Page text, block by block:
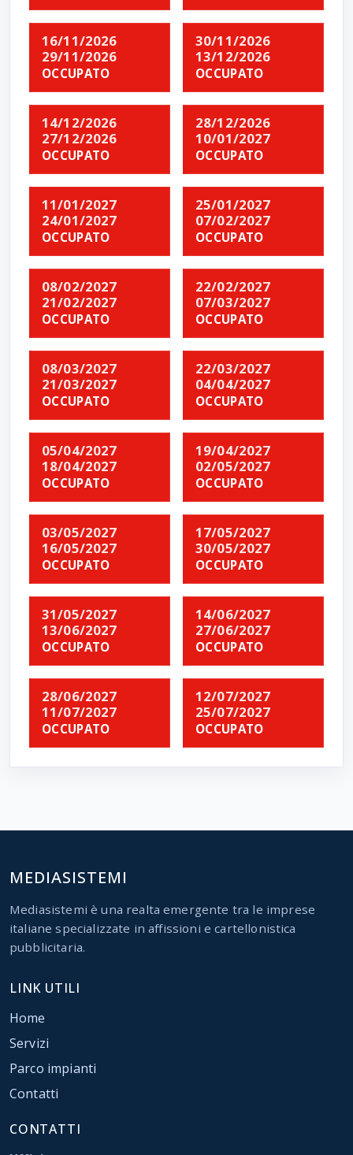
16/11/2026
29/11/2026
OCCUPATO
30/11/2026
13/12/2026
OCCUPATO
14/12/2026
27/12/2026
OCCUPATO
28/12/2026
10/01/2027
OCCUPATO
11/01/2027
24/01/2027
OCCUPATO
25/01/2027
07/02/2027
OCCUPATO
08/02/2027
21/02/2027
OCCUPATO
22/02/2027
07/03/2027
OCCUPATO
08/03/2027
21/03/2027
OCCUPATO
22/03/2027
04/04/2027
OCCUPATO
05/04/2027
18/04/2027
OCCUPATO
19/04/2027
02/05/2027
OCCUPATO
03/05/2027
16/05/2027
OCCUPATO
17/05/2027
30/05/2027
OCCUPATO
31/05/2027
13/06/2027
OCCUPATO
14/06/2027
27/06/2027
OCCUPATO
28/06/2027
11/07/2027
OCCUPATO
12/07/2027
25/07/2027
OCCUPATO
MEDIASISTEMI
Mediasistemi è una realta emergente tra le imprese
italiane specializzate in affissioni e cartellonistica
pubblicitaria.
LINK UTILI
Home
Servizi
Parco impianti
Contatti
CONTATTI